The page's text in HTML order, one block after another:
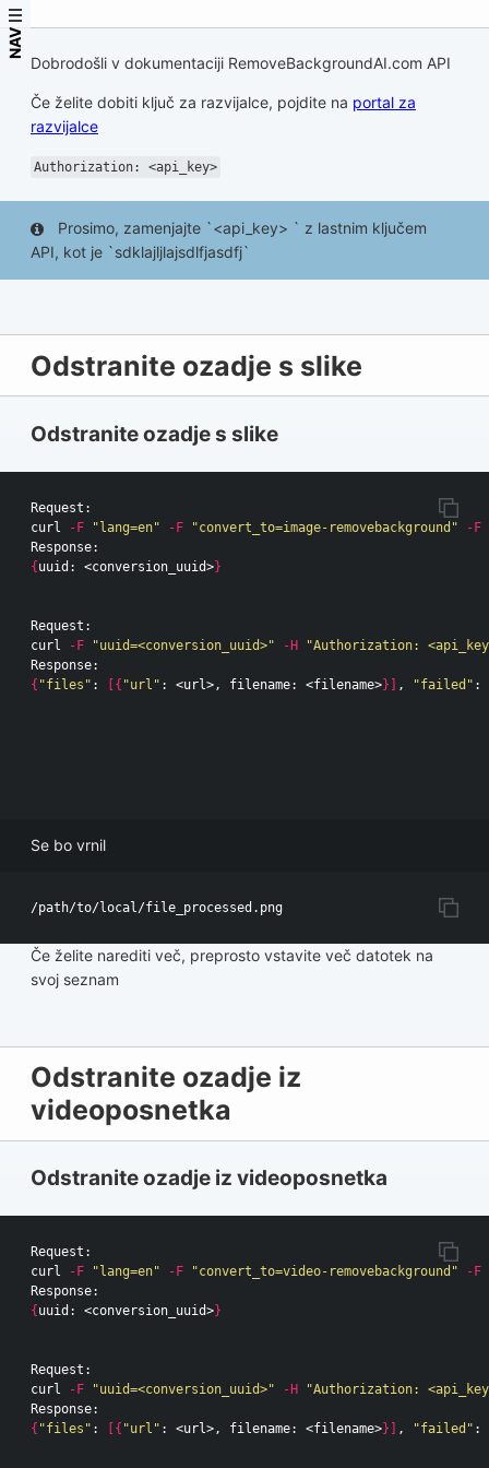
NAV
Dobrodošli v dokumentaciji RemoveBackgroundAI.com API
Če želite dobiti ključ za razvijalce, pojdite na portal za
razvijalce
Authorization: <api_key>
Prosimo, zamenjajte `<api_key> ` z lastnim ključem
API, kot je `sdklajljlajsdlfjasdfj`
Odstranite ozadje s slike
Odstranite ozadje s slike
Request:
curl
-F "lang=en" -F "convert_to=image-removebackground"
-F
{uuid: <conversion_uuid>}
Request:
curl
-F "uuid=<conversion_uuid>" -H
"Authorization:
{ "files" : [{ "url" : <url>, filename: <filename>}] , "failed" :
Se bo vrnil
Če želite narediti več, preprosto vstavite več datotek na
svoj seznam
Odstranite ozadje iz
videoposnetka
Odstranite ozadje iz videoposnetka
Request:
curl
-F "lang=en" -F "convert_to=video-removebackground"
-F
{ uuid: <conversion_uuid>}
Request:
curl
-F "uuid=<conversion_uuid>" -H
"Authorization:
{ "files" : [{ "url" : <url>, filename: <filename>}] , "failed" :